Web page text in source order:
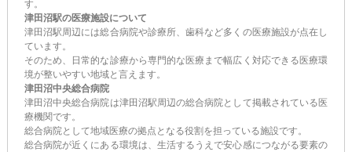
す。
津田沼駅の医療施設について
津田沼駅周辺には総合病院や診療所、歯科など多くの医療施設が点在し
ています。
そのため、日常的な診療から専門的な医療まで幅広く対応できる医療環
境が整いやすい地域と言えます。
津田沼中央総合病院
津田沼中央総合病院は津田沼駅周辺の総合病院として掲載されている医
療機関です。
総合病院として地域医療の拠点となる役割を担っている施設です。
総合病院が近くにある環境は、生活するうえで安心感につながる要素の